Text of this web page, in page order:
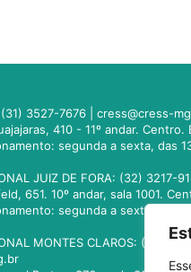
(31) 3527-7676 |cress@cress-
410 - 11º andar.
segunda a sexta, das
JUIZ DE FORA: (32) 3217-
651. 10º andar, sala 1001.
segunda a sexta, das
MONTES CLAROS: (38)